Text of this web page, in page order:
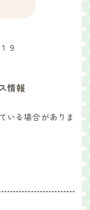
９
情報
いる場合がありま